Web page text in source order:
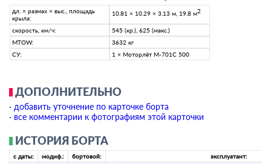
дл. × размах × выс., площадь
крыла:
10.81 × 10.29 × 3.13 м, 19.8 м2
скорость, км/ч:
545 (кр.), 625 (макс.)
MTOW:
3632 кг
СУ:
1 × Моторлёт M-701C 500
ДОПОЛНИТЕЛЬНО
· добавить уточнение по карточке борта
· все комментарии к фотографиям этой карточки
ИСТОРИЯ БОРТА
с даты: модиф.: бортовой: эксплуатант: